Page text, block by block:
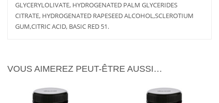
GLYCERYLOLIVATE, HYDROGENATED PALM GLYCERIDES
CITRATE, HYDROGENATED RAPESEED ALCOHOL,SCLEROTIUM
GUM,CITRIC ACID, BASIC RED 51.
VOUS AIMEREZ PEUT-ÊTRE AUSSI…